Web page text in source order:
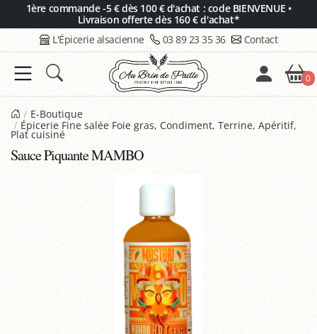
1ère commande -5 € dès 100 € d'achat : code BIENVENUE •
Livraison offerte dès 160 € d'achat*
L'Épicerie alsacienne 03 89 23 35 36 Contact
0
E-Boutique
Épicerie Fine salée Foie gras, Condiment, Terrine, Apéritif,
Plat cuisiné
Sauce Piquante MAMBO
Panneau de gestion des cookies